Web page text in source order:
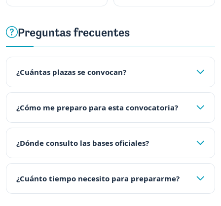
Preguntas frecuentes
¿Cuántas plazas se convocan?
¿Cómo me preparo para esta convocatoria?
¿Dónde consulto las bases oficiales?
¿Cuánto tiempo necesito para prepararme?